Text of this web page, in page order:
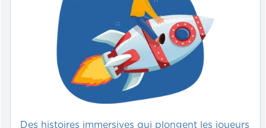
Des histoires immersives qui plongent les joueurs